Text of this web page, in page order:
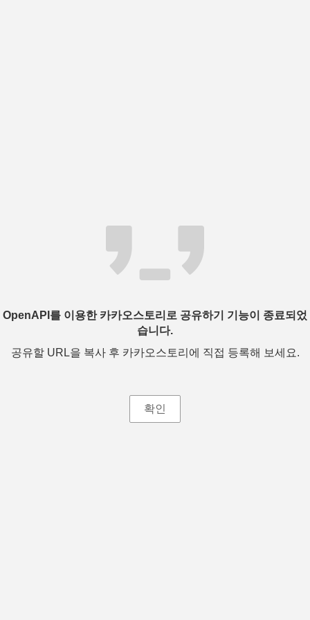
OpenAPI를 이용한 카카오스토리로 공유하기 기능이 종료되었
습니다.
공유할 URL을 복사 후 카카오스토리에 직접 등록해 보세요.
확인